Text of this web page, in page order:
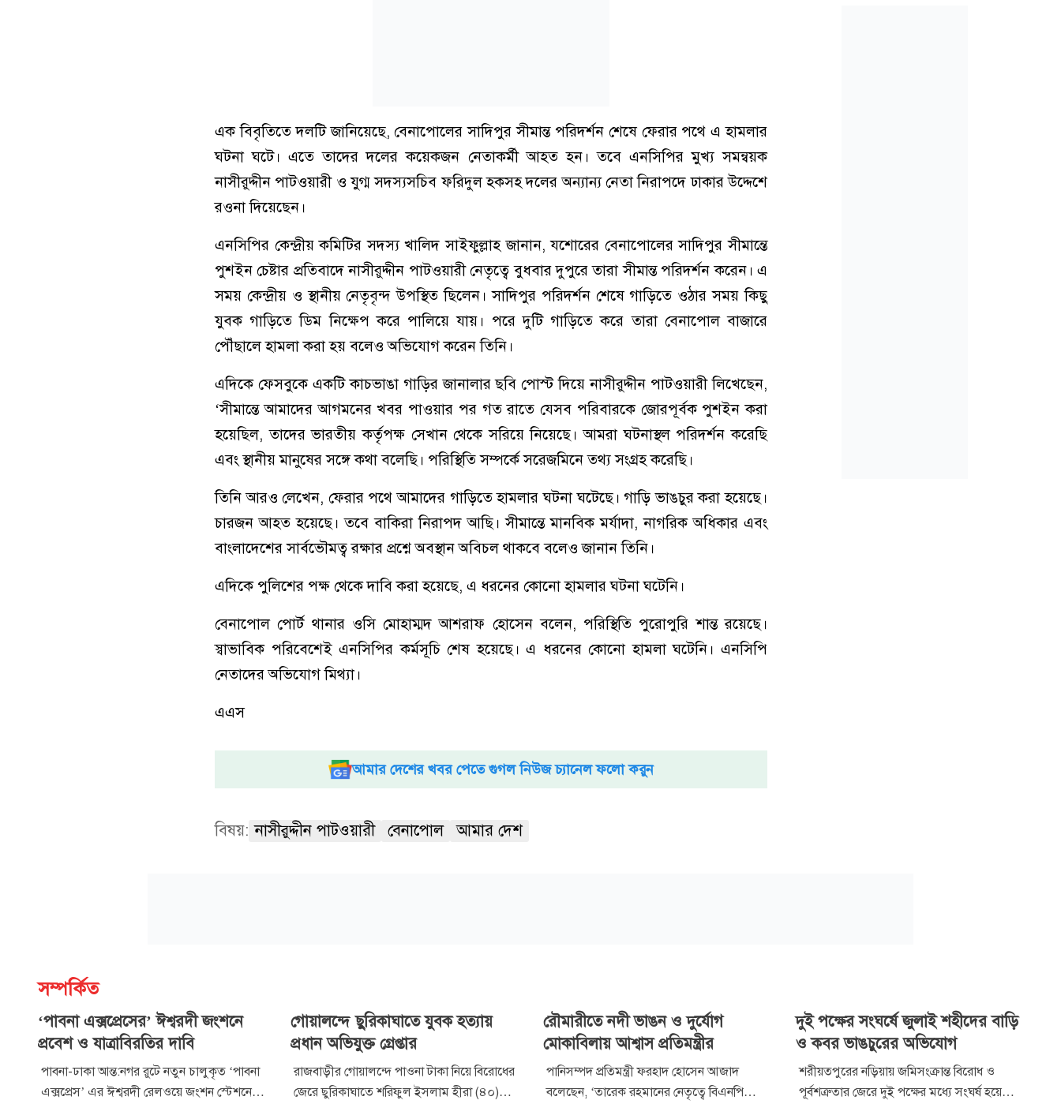
এক বিবৃতিতে দলটি জানিয়েছে, বেনাপোলের সাদিপুর সীমান্ত পরিদর্শন শেষে ফেরার পথে এ হামলার
ঘটনা ঘটে। এতে তাদের দলের কয়েকজন নেতাকর্মী আহত হন। তবে এনসিপির মুখ্য সমন্বয়ক
নাসীরুদ্দীন পাটওয়ারী ও যুগ্ম সদস্যসচিব ফরিদুল হকসহ দলের অন্যান্য নেতা নিরাপদে ঢাকার উদ্দেশে
রওনা দিয়েছেন।
এনসিপির কেন্দ্রীয় কমিটির সদস্য খালিদ সাইফুল্লাহ জানান, যশোরের বেনাপোলের সাদিপুর সীমান্তে
পুশইন চেষ্টার প্রতিবাদে নাসীরুদ্দীন পাটওয়ারী নেতৃত্বে বুধবার দুপুরে তারা সীমান্ত পরিদর্শন করেন। এ
সময় কেন্দ্রীয় ও স্থানীয় নেতৃবৃন্দ উপস্থিত ছিলেন। সাদিপুর পরিদর্শন শেষে গাড়িতে ওঠার সময় কিছু
যুবক গাড়িতে ডিম নিক্ষেপ করে পালিয়ে যায়। পরে দুটি গাড়িতে করে তারা বেনাপোল বাজারে
পৌঁছালে হামলা করা হয় বলেও অভিযোগ করেন তিনি।
এদিকে ফেসবুকে একটি কাচভাঙা গাড়ির জানালার ছবি পোস্ট দিয়ে নাসীরুদ্দীন পাটওয়ারী লিখেছেন,
‘সীমান্তে আমাদের আগমনের খবর পাওয়ার পর গত রাতে যেসব পরিবারকে জোরপূর্বক পুশইন করা
হয়েছিল, তাদের ভারতীয় কর্তৃপক্ষ সেখান থেকে সরিয়ে নিয়েছে। আমরা ঘটনাস্থল পরিদর্শন করেছি
এবং স্থানীয় মানুষের সঙ্গে কথা বলেছি। পরিস্থিতি সম্পর্কে সরেজমিনে তথ্য সংগ্রহ করেছি।
তিনি আরও লেখেন, ফেরার পথে আমাদের গাড়িতে হামলার ঘটনা ঘটেছে। গাড়ি ভাঙচুর করা হয়েছে।
চারজন আহত হয়েছে। তবে বাকিরা নিরাপদ আছি। সীমান্তে মানবিক মর্যাদা, নাগরিক অধিকার এবং
বাংলাদেশের সার্বভৌমত্ব রক্ষার প্রশ্নে অবস্থান অবিচল থাকবে বলেও জানান তিনি।
এদিকে পুলিশের পক্ষ থেকে দাবি করা হয়েছে, এ ধরনের কোনো হামলার ঘটনা ঘটেনি।
বেনাপোল পোর্ট থানার ওসি মোহাম্মদ আশরাফ হোসেন বলেন, পরিস্থিতি পুরোপুরি শান্ত রয়েছে।
স্বাভাবিক পরিবেশেই এনসিপির কর্মসূচি শেষ হয়েছে। এ ধরনের কোনো হামলা ঘটেনি। এনসিপি
নেতাদের অভিযোগ মিথ্যা।
এএস
আমার দেশের খবর পেতে গুগল নিউজ চ্যানেল ফলো করুন
বিষয়: নাসীরুদ্দীন পাটওয়ারী বেনাপোল আমার দেশ
সম্পর্কিত
‘পাবনা এক্সপ্রেসের’ ঈশ্বরদী জংশনে
প্রবেশ ও যাত্রাবিরতির দাবি
পাবনা-ঢাকা আন্ত:নগর রুটে নতুন চালুকৃত ‘পাবনা
এক্সপ্রেস’ এর ঈশ্বরদী রেলওয়ে জংশন স্টেশনে
গোয়ালন্দে ছুরিকাঘাতে যুবক হত্যায়
প্রধান অভিযুক্ত গ্রেপ্তার
রাজবাড়ীর গোয়ালন্দে পাওনা টাকা নিয়ে বিরোধের
জেরে ছুরিকাঘাতে শরিফুল ইসলাম হীরা (৪০)
রৌমারীতে নদী ভাঙন ও দুর্যোগ
মোকাবিলায় আশ্বাস প্রতিমন্ত্রীর
পানিসম্পদ প্রতিমন্ত্রী ফরহাদ হোসেন আজাদ
বলেছেন, ‘তারেক রহমানের নেতৃত্বে বিএনপি
দুই পক্ষের সংঘর্ষে জুলাই শহীদের বাড়ি
ও কবর ভাঙচুরের অভিযোগ
শরীয়তপুরের নড়িয়ায় জমিসংক্রান্ত বিরোধ ও
পূর্বশত্রুতার জেরে দুই পক্ষের মধ্যে সংঘর্ষ হয়েছে।